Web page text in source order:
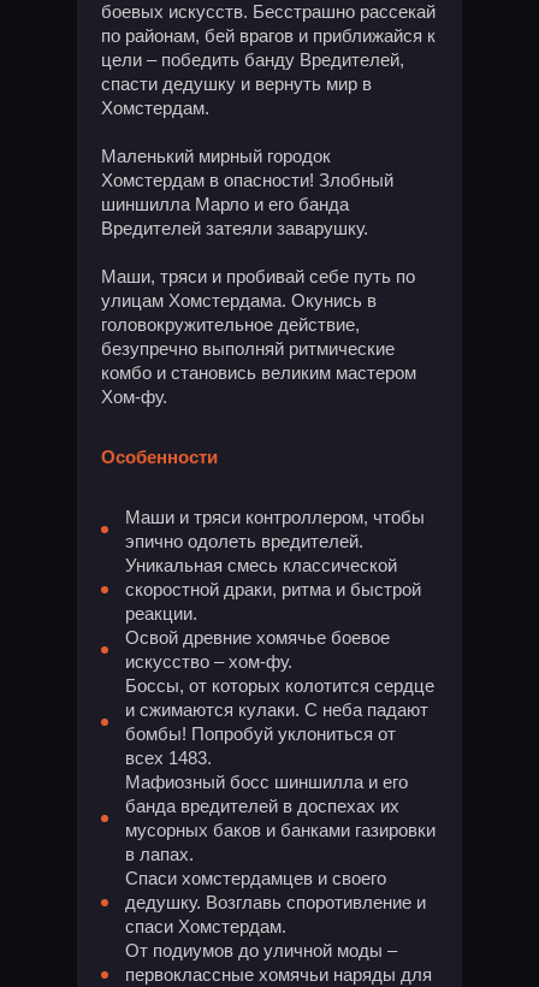
боевых искусств. Бесстрашно рассекай
по районам, бей врагов и приближайся к
цели – победить банду Вредителей,
спасти дедушку и вернуть мир в
Хомстердам.
Маленький мирный городок
Хомстердам в опасности! Злобный
шиншилла Марло и его банда
Вредителей затеяли заварушку.
Маши, тряси и пробивай себе путь по
улицам Хомстердама. Окунись в
головокружительное действие,
безупречно выполняй ритмические
комбо и становись великим мастером
Хом-фу.
Особенности
Маши и тряси контроллером, чтобы
эпично одолеть вредителей.
Уникальная смесь классической
скоростной драки, ритма и быстрой
реакции.
Освой древние хомячье боевое
искусство – хом-фу.
Боссы, от которых колотится сердце
и сжимаются кулаки. С неба падают
бомбы! Попробуй уклониться от
всех 1483.
Мафиозный босс шиншилла и его
банда вредителей в доспехах их
мусорных баков и банками газировки
в лапах.
Спаси хомстердамцев и своего
дедушку. Возглавь споротивление и
спаси Хомстердам.
От подиумов до уличной моды –
первоклассные хомячьи наряды для